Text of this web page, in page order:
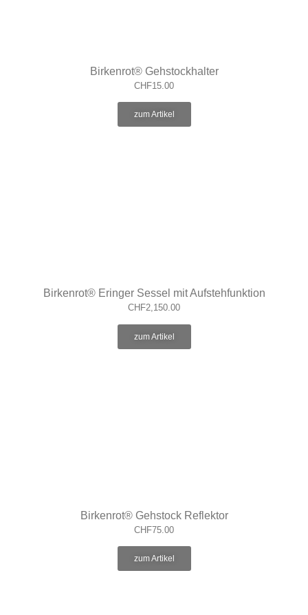
Birkenrot® Gehstockhalter
CHF15.00
zum Artikel
​Birkenrot® Eringer Sessel mit Aufstehfunktion
CHF2,150.00
zum Artikel
Birkenrot® Gehstock Reflektor
CHF75.00
zum Artikel